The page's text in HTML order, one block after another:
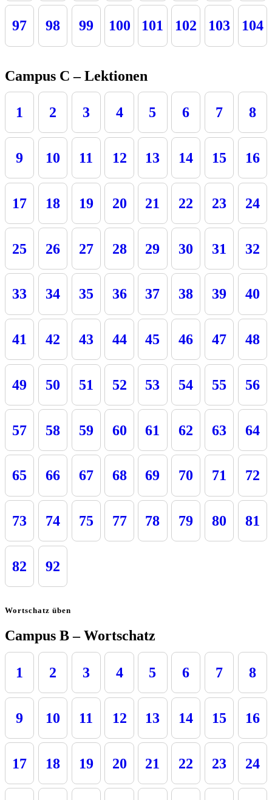
97 98 99 100 101 102 103 104
Campus C – Lektionen
1 2 3 4 5 6 7 8
9 10 11 12 13 14 15 16
17 18 19 20 21 22 23 24
25 26 27 28 29 30 31 32
33 34 35 36 37 38 39 40
41 42 43 44 45 46 47 48
49 50 51 52 53 54 55 56
57 58 59 60 61 62 63 64
65 66 67 68 69 70 71 72
73 74 75 77 78 79 80 81
82 92
Wortschatz üben
Campus B – Wortschatz
1 2 3 4 5 6 7 8
9 10 11 12 13 14 15 16
17 18 19 20 21 22 23 24